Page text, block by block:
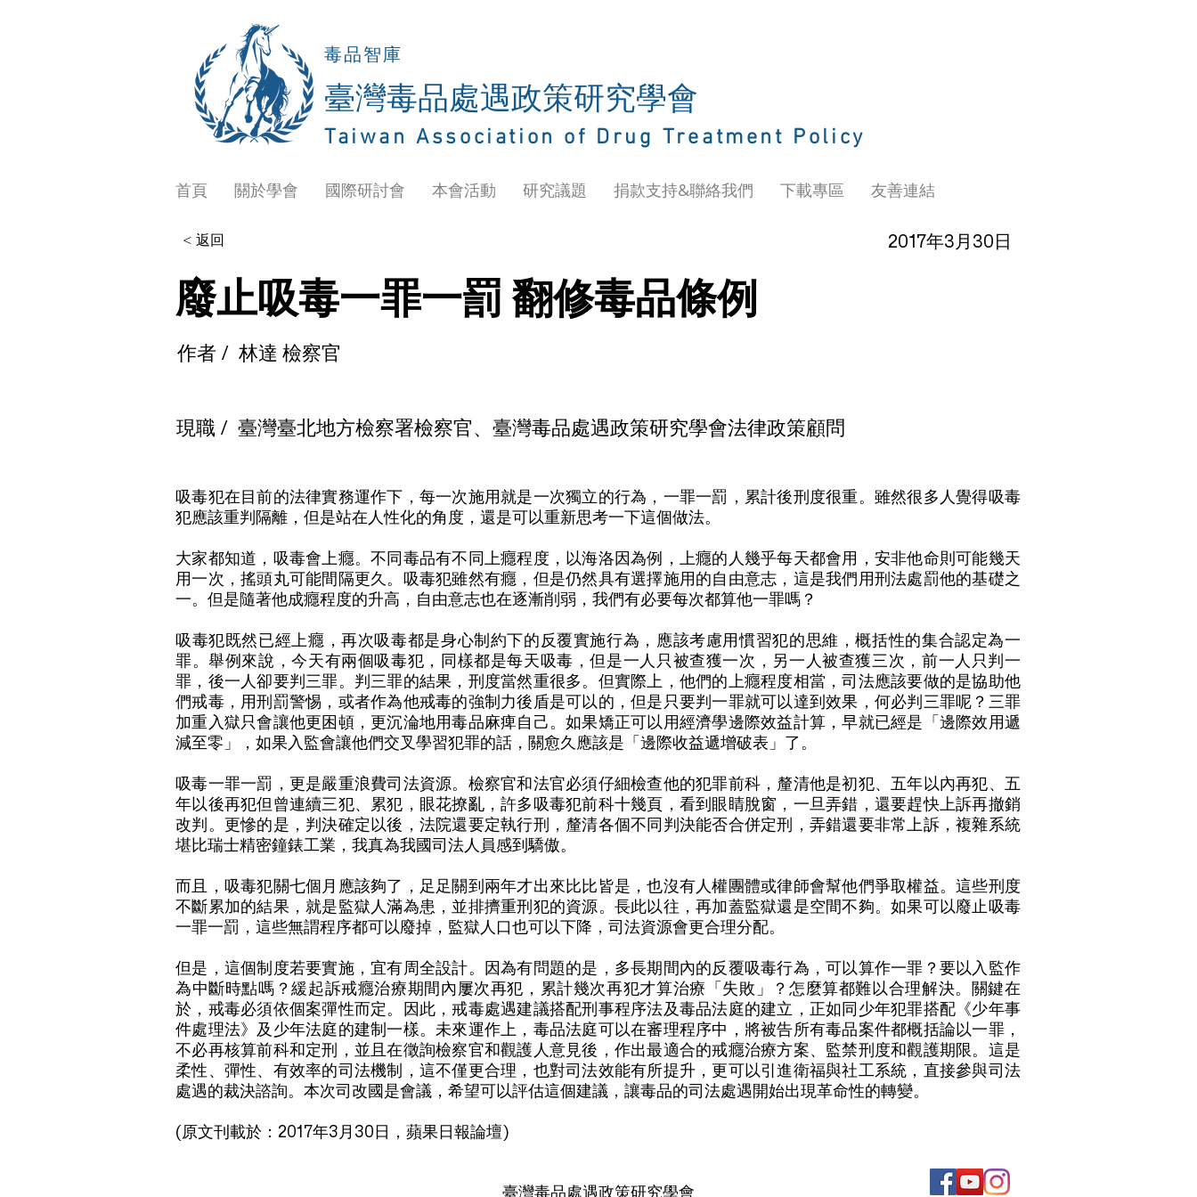
毒品智庫
​臺灣毒品處遇政策研究學會
Taiwan Association of Drug Treatment Policy
首頁 關於學會 國際研討會 本會活動 研究議題 捐款支持&聯絡我們 下載專區 友善連結
< 返回 2017年3月30日
廢止吸毒一罪一罰 翻修毒品條例
作者 / 林達 檢察官
現職 / 臺灣臺北地方檢察署檢察官、臺灣毒品處遇政策研究學會法律政策顧問
吸毒犯在目前的法律實務運作下，每一次施用就是一次獨立的行為，一罪一罰，累計後刑度很重。雖然很多人覺得吸毒
犯應該重判隔離，但是站在人性化的角度，還是可以重新思考一下這個做法。
大家都知道，吸毒會上癮。不同毒品有不同上癮程度，以海洛因為例，上癮的人幾乎每天都會用，安非他命則可能幾天
用一次，搖頭丸可能間隔更久。吸毒犯雖然有癮，但是仍然具有選擇施用的自由意志，這是我們用刑法處罰他的基礎之
一。但是隨著他成癮程度的升高，自由意志也在逐漸削弱，我們有必要每次都算他一罪嗎？
吸毒犯既然已經上癮，再次吸毒都是身心制約下的反覆實施行為，應該考慮用慣習犯的思維，概括性的集合認定為一
罪。舉例來說，今天有兩個吸毒犯，同樣都是每天吸毒，但是一人只被查獲一次，另一人被查獲三次，前一人只判一
罪，後一人卻要判三罪。判三罪的結果，刑度當然重很多。但實際上，他們的上癮程度相當，司法應該要做的是協助他
們戒毒，用刑罰警惕，或者作為他戒毒的強制力後盾是可以的，但是只要判一罪就可以達到效果，何必判三罪呢？三罪
加重入獄只會讓他更困頓，更沉淪地用毒品麻痺自己。如果矯正可以用經濟學邊際效益計算，早就已經是「邊際效用遞
減至零」，如果入監會讓他們交叉學習犯罪的話，關愈久應該是「邊際收益遞增破表」了。
吸毒一罪一罰，更是嚴重浪費司法資源。檢察官和法官必須仔細檢查他的犯罪前科，釐清他是初犯、五年以內再犯、五
年以後再犯但曾連續三犯、累犯，眼花撩亂，許多吸毒犯前科十幾頁，看到眼睛脫窗，一旦弄錯，還要趕快上訴再撤銷
改判。更慘的是，判決確定以後，法院還要定執行刑，釐清各個不同判決能否合併定刑，弄錯還要非常上訴，複雜系統
堪比瑞士精密鐘錶工業，我真為我國司法人員感到驕傲。
而且，吸毒犯關七個月應該夠了，足足關到兩年才出來比比皆是，也沒有人權團體或律師會幫他們爭取權益。這些刑度
不斷累加的結果，就是監獄人滿為患，並排擠重刑犯的資源。長此以往，再加蓋監獄還是空間不夠。如果可以廢止吸毒
一罪一罰，這些無謂程序都可以廢掉，監獄人口也可以下降，司法資源會更合理分配。
但是，這個制度若要實施，宜有周全設計。因為有問題的是，多長期間內的反覆吸毒行為，可以算作一罪？要以入監作
為中斷時點嗎？緩起訴戒癮治療期間內屢次再犯，累計幾次再犯才算治療「失敗」？怎麼算都難以合理解決。關鍵在
於，戒毒必須依個案彈性而定。因此，戒毒處遇建議搭配刑事程序法及毒品法庭的建立，正如同少年犯罪搭配《少年事
件處理法》及少年法庭的建制一樣。未來運作上，毒品法庭可以在審理程序中，將被告所有毒品案件都概括論以一罪，
不必再核算前科和定刑，並且在徵詢檢察官和觀護人意見後，作出最適合的戒癮治療方案、監禁刑度和觀護期限。這是
柔性、彈性、有效率的司法機制，這不僅更合理，也對司法效能有所提升，更可以引進衛福與社工系統，直接參與司法
處遇的裁決諮詢。本次司改國是會議，希望可以評估這個建議，讓毒品的司法處遇開始出現革命性的轉變。
(原文刊載於：2017年3月30日，蘋果日報論壇)
臺灣毒品處遇政策研究學會